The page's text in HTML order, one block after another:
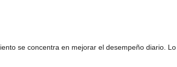
se concentra en mejorar el desempeño diario.